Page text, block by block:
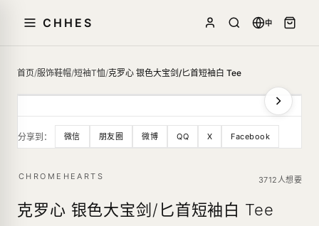
CHHES 中
首页/服饰鞋帽/短袖T恤/克罗心 银色大宝剑/匕首短袖白 Tee
分享到： 微信 朋友圈 微博 QQ X Facebook
CHROMEHEARTS 3712人想要
克罗心 银色大宝剑/匕首短袖白 Tee